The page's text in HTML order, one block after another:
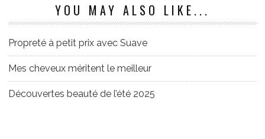
YOU MAY ALSO LIKE...
Propreté à petit prix avec Suave
Mes cheveux méritent le meilleur
Découvertes beauté de l’été 2025